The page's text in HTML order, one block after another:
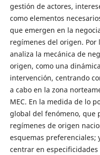
gestión de actores,
como elementos
que emergen en la
regímenes del origen. Por
analiza la mecánica de
origen, como una
intervención, centrando
a cabo en la zona
MEC. En la medida de lo
global del fenómeno, que
regímenes de origen
esquemas preferenciales;
centrar en especificidades